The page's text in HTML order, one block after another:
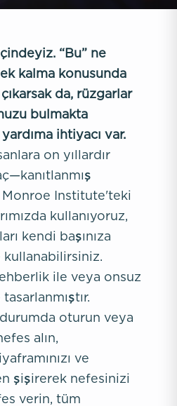
“Bu” ne
kalma konusunda
da, rüzgarlar
bulmakta
ihtiyacı var.
on yıllardır
Monroe Institute'teki
kullanıyoruz,
kendi başınıza
ile veya onsuz
oturun veya
alın,
ve
şişirerek nefesinizi
verin, tüm